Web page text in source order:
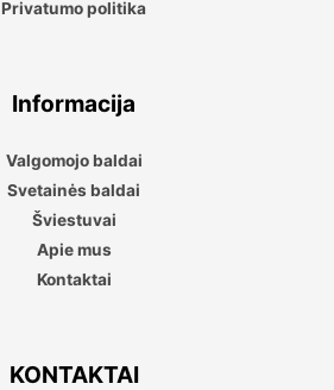
Privatumo politika
Informacija
Valgomojo baldai
Svetainės baldai
Šviestuvai
Apie mus
Kontaktai
KONTAKTAI